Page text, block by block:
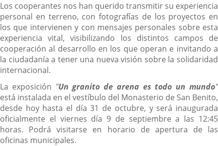
Los cooperantes nos han querido transmitir su experiencia
personal en terreno, con fotografías de los proyectos en
los que intervienen y con mensajes personales sobre esta
experiencia vital, visibilizando los distintos campos de
cooperación al desarrollo en los que operan e invitando a
la ciudadanía a tener una nueva visión sobre la solidaridad
internacional.
La exposición "Un granito de arena es todo un mundo"
está instalada en el vestíbulo del Monasterio de San Benito,
desde hoy hasta el día 31 de octubre, y será inaugurada
oficialmente el viernes día 9 de septiembre a las 12:45
horas. Podrá visitarse en horario de apertura de las
oficinas municipales.